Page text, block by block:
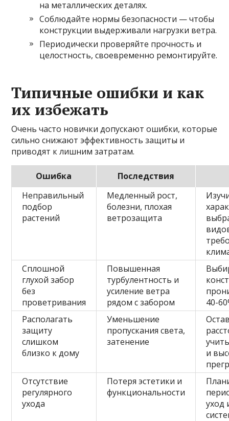
на металлических деталях.
Соблюдайте нормы безопасности — чтобы
конструкции выдерживали нагрузки ветра.
Периодически проверяйте прочность и
целостность, своевременно ремонтируйте.
Типичные ошибки и как
их избежать
Очень часто новички допускают ошибки, которые
сильно снижают эффективность защиты и
приводят к лишним затратам.
Ошибка
Последствия
Неправильный
подбор
растений
Медленный рост,
болезни, плохая
ветрозащита
Сплошной
глухой забор
без
проветривания
Повышенная
турбулентность и
усиление ветра
рядом с забором
40-
Располагать
защиту
слишком
близко к дому
Уменьшение
пропускания света,
затенение
и
Отсутствие
регулярного
ухода
Потеря эстетики и
функциональности
уход